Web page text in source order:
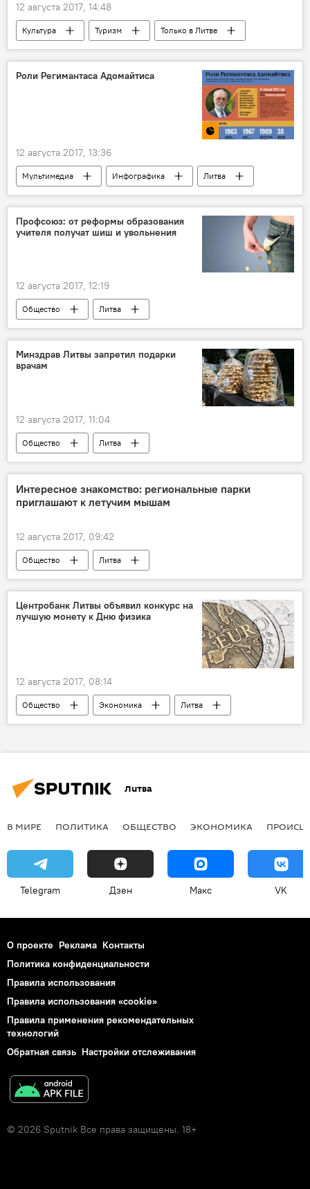
12 августа 2017, 14:48
Культура Туризм
Только в Литве
Общество
Литва
Пятрас Блажявичюс
Рейнольд Тизенгаузен
Роли Регимантаса Адомайтиса
12 августа 2017, 13:36
Мультимедиа Инфографика
Литва
Регимантас Адомайтис
актер
советское кино
литовское кино
народный артист СССР
Профсоюз: от реформы образования
учителя получат шиш и увольнения
12 августа 2017, 12:19
Общество
Литва
Саулюс Сквернялис
Гражвидас Казакявичюс
Министерство образования
повышение зарплаты
учителя
Образование в Литве: есть ли чему поучиться
Минздрав Литвы запретил подарки
врачам
12 августа 2017, 11:04
Общество
Литва
Нендре Черняускене
Министерство здравоохранения
взятка
уголовная ответственность
Интересное знакомство: региональные парки
приглашают к летучим мышам
12 августа 2017, 09:42
Общество
Литва
Региональный парк Веркю
Региональный парк Павильню
летучая мышь
Центробанк Литвы объявил конкурс на
лучшую монету к Дню физика
12 августа 2017, 08:14
Общество Экономика
Литва
Дейвис Станкявичюс
Центробанк Литвы
Литва
В МИРЕ ПОЛИТИКА ОБЩЕСТВО ЭКОНОМИКА
Telegram Дзен Макс VK
О проекте Реклама Контакты
Политика конфиденциальности
Правила использования
Правила использования «cookie»
Правила применения рекомендательных
технологий
Обратная связь Настройки отслеживания
© 2026 Sputnik Все права защищены. 18+